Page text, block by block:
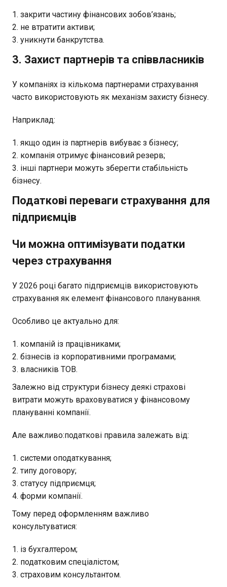
закрити частину фінансових зобов’язань;
не втратити активи;
уникнути банкрутства.
3. Захист партнерів та співвласників
У компаніях із кількома партнерами страхування
часто використовують як механізм захисту бізнесу.
Наприклад:
якщо один із партнерів вибуває з бізнесу;
компанія отримує фінансовий резерв;
інші партнери можуть зберегти стабільність
бізнесу.
Податкові переваги страхування для
підприємців
Чи можна оптимізувати податки
через страхування
У 2026 році багато підприємців використовують
страхування як елемент фінансового планування.
Особливо це актуально для:
компаній із працівниками;
бізнесів із корпоративними програмами;
власників ТОВ.
Залежно від структури бізнесу деякі страхові
витрати можуть враховуватися у фінансовому
плануванні компанії.
Але важливо:податкові правила залежать від:
системи оподаткування;
типу договору;
статусу підприємця;
форми компанії.
Тому перед оформленням важливо
консультуватися:
із бухгалтером;
податковим спеціалістом;
страховим консультантом.